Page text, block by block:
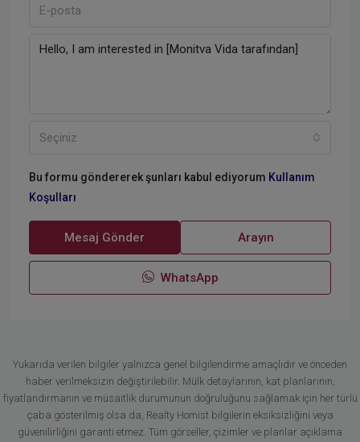
Seçiniz
Bu formu göndererek şunları kabul ediyorum Kullanım
Koşulları
Mesaj Gönder Arayın
WhatsApp
Yukarıda verilen bilgiler yalnızca genel bilgilendirme amaçlıdır ve önceden
haber verilmeksizin değiştirilebilir. Mülk detaylarının, kat planlarının,
fiyatlandırmanın ve müsaitlik durumunun doğruluğunu sağlamak için her türlü
çaba gösterilmiş olsa da, Realty Homist bilgilerin eksiksizliğini veya
güvenilirliğini garanti etmez. Tüm görseller, çizimler ve planlar açıklama